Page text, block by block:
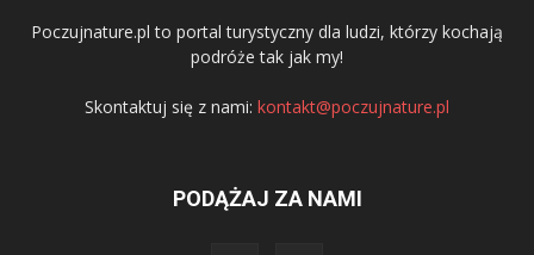
Poczujnature.pl to portal turystyczny dla ludzi, którzy kochają
podróże tak jak my!
Skontaktuj się z nami: kontakt@poczujnature.pl
PODĄŻAJ ZA NAMI